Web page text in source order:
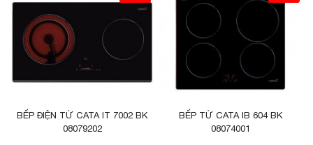
BẾP ĐIỆN TỪ CATA IT 7002 BK
08079202
BẾP TỪ CATA IB 604 BK
08074001